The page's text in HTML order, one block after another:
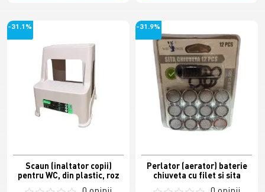
-31.1%
Scaun (inaltator copii)
pentru WC, din plastic, roz
-31.9%
Perlator (aerator) baterie
chiuveta cu filet si sita